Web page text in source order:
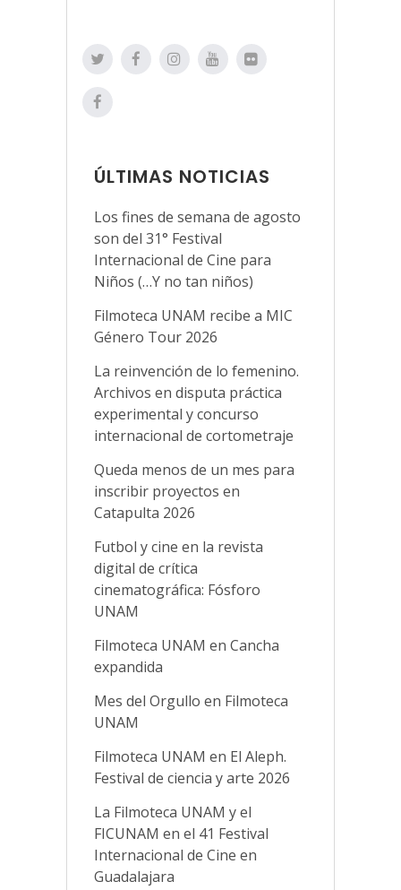
ÚLTIMAS NOTICIAS
Los fines de semana de agosto
son del 31° Festival
Internacional de Cine para
Niños (…Y no tan niños)
Filmoteca UNAM recibe a MIC
Género Tour 2026
La reinvención de lo femenino.
Archivos en disputa práctica
experimental y concurso
internacional de cortometraje
Queda menos de un mes para
inscribir proyectos en
Catapulta 2026
Futbol y cine en la revista
digital de crítica
cinematográfica: Fósforo
UNAM
Filmoteca UNAM en Cancha
expandida
Mes del Orgullo en Filmoteca
UNAM
Filmoteca UNAM en El Aleph.
Festival de ciencia y arte 2026
La Filmoteca UNAM y el
FICUNAM en el 41 Festival
Internacional de Cine en
Guadalajara